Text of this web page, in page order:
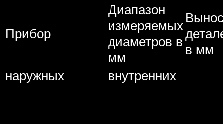
Прибор
Диапазон
измеряемых
диаметров в
мм
Вынос
в мм
наружных
внутренних